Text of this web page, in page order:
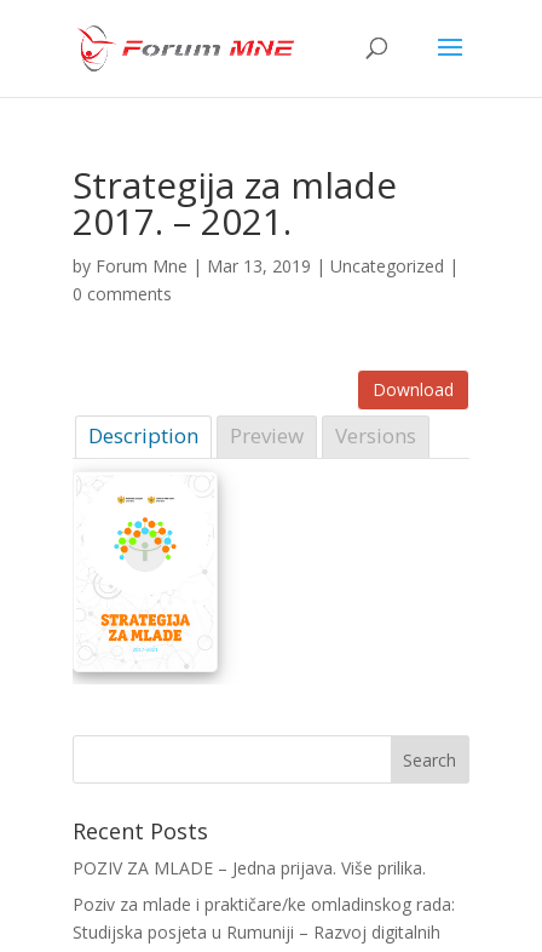
Strategija za mlade
2017. – 2021.
by Forum Mne | Mar 13, 2019 | Uncategorized |
0 comments
Download
Description Preview Versions
Recent Posts
POZIV ZA MLADE – Jedna prijava. Više prilika.
Poziv za mlade i praktičare/ke omladinskog rada:
Studijska posjeta u Rumuniji – Razvoj digitalnih